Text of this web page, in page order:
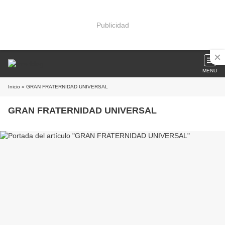
Publicidad
MENU
Inicio » GRAN FRATERNIDAD UNIVERSAL
GRAN FRATERNIDAD UNIVERSAL